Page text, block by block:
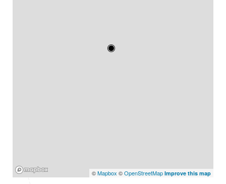
©Mapbox ©OpenStreetMap Improve this map